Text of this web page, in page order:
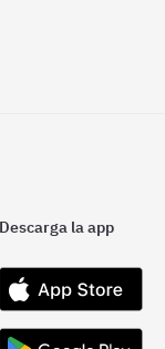
Descarga la app